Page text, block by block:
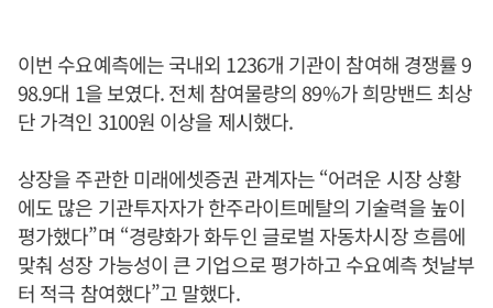
이번 수요예측에는 국내외 1236개 기관이 참여해 경쟁률 9
98.9대 1을 보였다. 전체 참여물량의 89%가 희망밴드 최상
단 가격인 3100원 이상을 제시했다.
상장을 주관한 미래에셋증권 관계자는 “어려운 시장 상황
에도 많은 기관투자자가 한주라이트메탈의 기술력을 높이
평가했다”며 “경량화가 화두인 글로벌 자동차시장 흐름에
맞춰 성장 가능성이 큰 기업으로 평가하고 수요예측 첫날부
터 적극 참여했다”고 말했다.